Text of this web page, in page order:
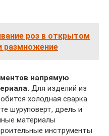
роз в открытом
размножение
напрямую
Для изделий из
холодная сварка.
шуруповерт, дрель и
материалы
инструменты